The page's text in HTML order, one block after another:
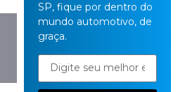
SP, fique por dentro do
mundo automotivo, de
graça.